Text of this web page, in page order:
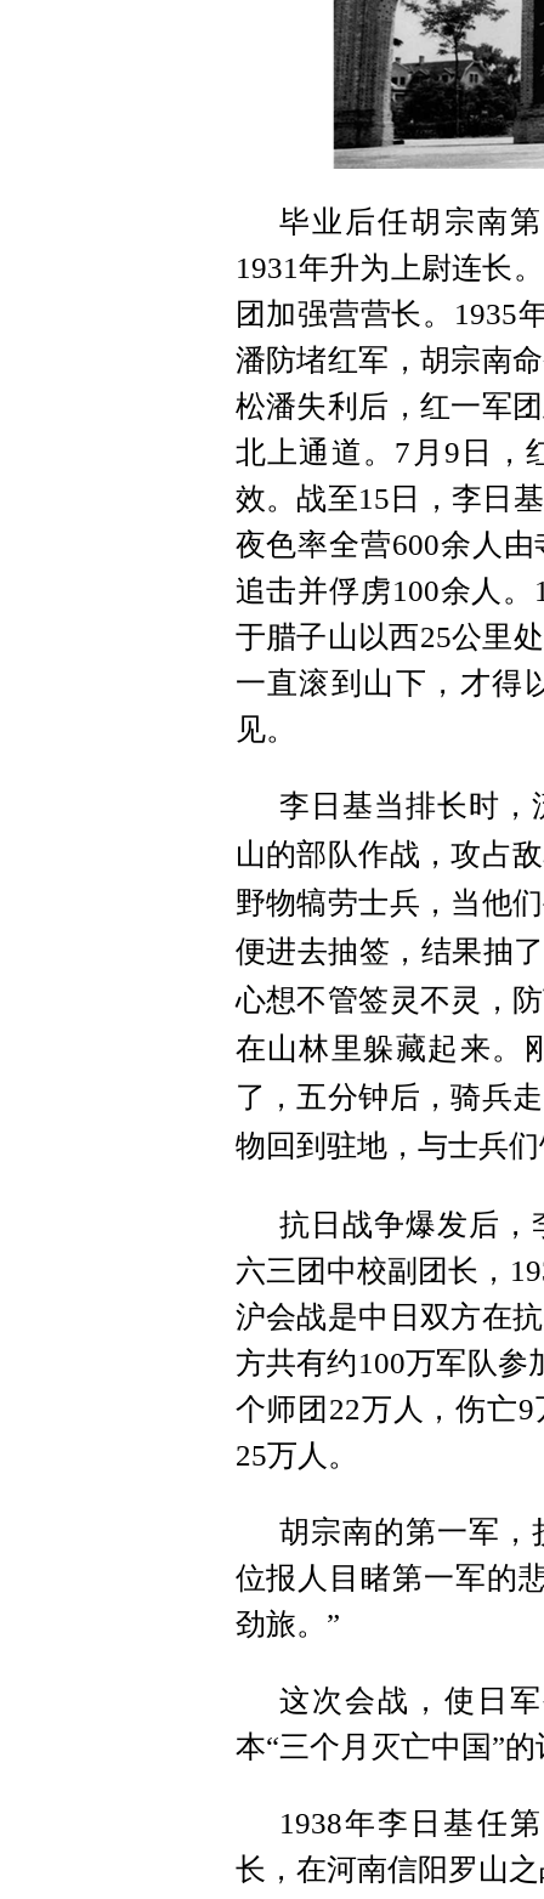
毕业后任胡宗南
1931年升为上尉连长
团加强营营长。1935
潘防堵红军，胡宗南
松潘失利后，红一军
北上通道。7月9日，
效。战至15日，李日
夜色率全营600余人
追击并俘虏100余人
于腊子山以西25公里
一直滚到山下，才得
见。
李日基当排长时
山的部队作战，攻占
野物犒劳士兵，当他
便进去抽签，结果抽
心想不管签灵不灵，
在山林里躲藏起来。
了，五分钟后，骑兵
物回到驻地，与士兵
抗日战争爆发后，
六三团中校副团长，
沪会战是中日双方在
方共有约100万军队参
个师团22万人，伤亡
25万人。
胡宗南的第一军，
位报人目睹第一军的
劲旅。”
这次会战，使日
本“三个月灭亡中国”
1938年李日基任
长，在河南信阳罗山